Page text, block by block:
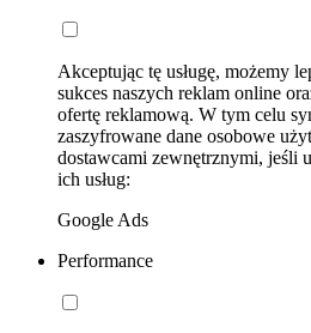
Akceptując tę usługę, możemy
sukces naszych reklam online
ofertę reklamową. W tym celu
zaszyfrowane dane osobowe
dostawcami zewnętrznymi, jeśli
ich usług:
Google Ads
Performance